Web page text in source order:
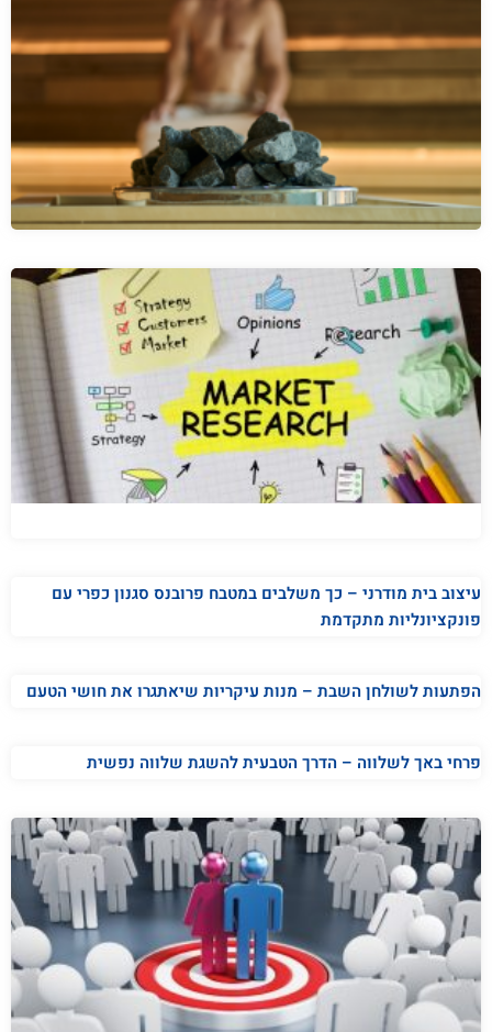
עיצוב בית מודרני – כך משלבים במטבח פרובנס סגנון כפרי עם
פונקציונליות מתקדמת
הפתעות לשולחן השבת – מנות עיקריות שיאתגרו את חושי הטעם
פרחי באך לשלווה – הדרך הטבעית להשגת שלווה נפשית